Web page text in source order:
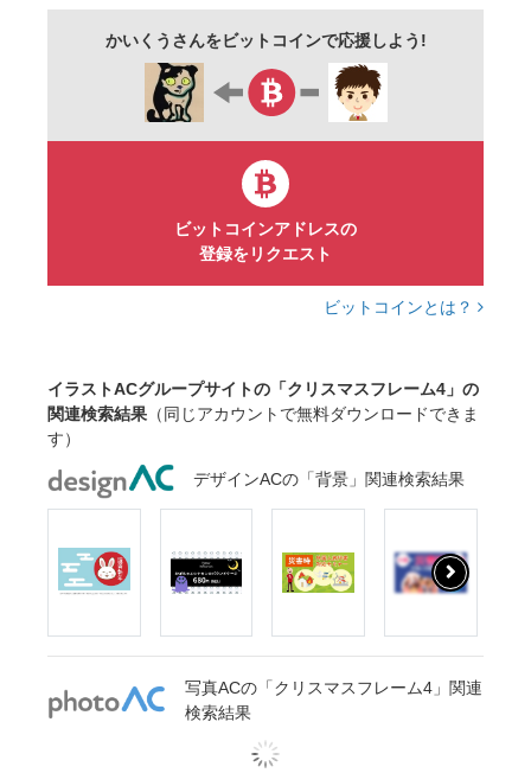
パーティ 金 フレーム枠
クリスマスプレゼント フレーム素材
サンタクロース レトロ
クリスマス飾り
デコレーション オーナメント
かいくうさんをビットコインで応援しよう!
ビットコインアドレスの
登録をリクエスト
ビットコインとは？
イラストACグループサイトの「クリスマスフレーム4」の
関連検索結果 （同じアカウントで無料ダウンロードできま
す）
デザインACの「背景」関連検索結果
写真ACの「クリスマスフレーム4」関連
検索結果